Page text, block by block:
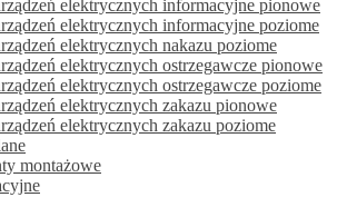
elektrycznych informacyjne pionowe
elektrycznych informacyjne poziome
elektrycznych nakazu poziome
elektrycznych ostrzegawcze pionowe
elektrycznych ostrzegawcze poziome
elektrycznych zakazu pionowe
elektrycznych zakazu poziome
montażowe